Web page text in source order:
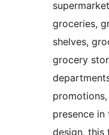
groceries,
shelves,
grocery
presence
design, this